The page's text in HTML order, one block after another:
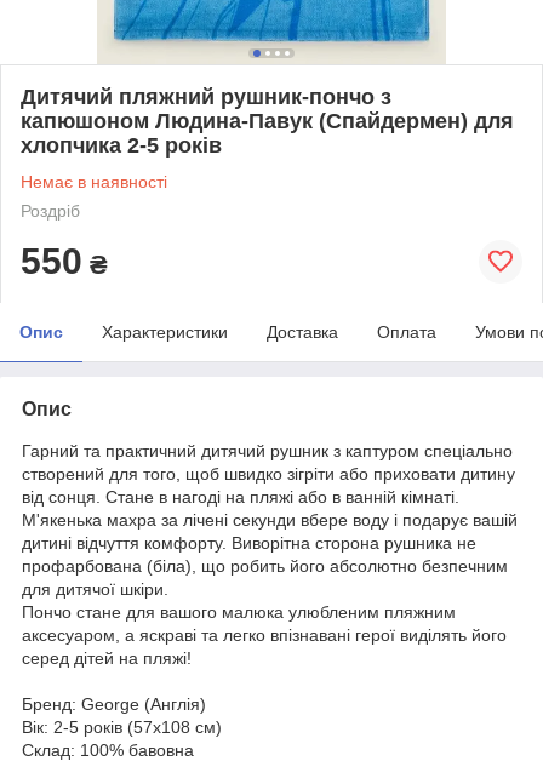
Дитячий пляжний рушник-пончо з
капюшоном Людина-Павук (Спайдермен) для
хлопчика 2-5 років
Немає в наявності
Роздріб
550 ₴
Опис Характеристики Доставка Оплата Умови
Опис
Гарний та практичний дитячий рушник з каптуром спеціально
створений для того, щоб швидко зігріти або приховати дитину
від сонця. Стане в нагоді на пляжі або в ванній кімнаті.
М'якенька махра за лічені секунди вбере воду і подарує вашій
дитині відчуття комфорту. Виворітна сторона рушника не
профарбована (біла), що робить його абсолютно безпечним
для дитячої шкіри.
Пончо стане для вашого малюка улюбленим пляжним
аксесуаром, а яскраві та легко впізнавані герої виділять його
серед дітей на пляжі!
Бренд: George (Англія)
Вік: 2-5 років (57x108 см)
Склад: 100% бавовна